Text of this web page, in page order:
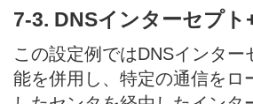
7-3. DNSインターセプト
この設定例ではDNSインタ
能を併用し、特定の通信を